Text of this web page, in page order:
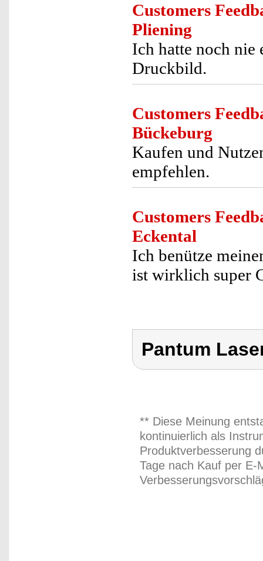
Customers
Pliening
Ich hatte noch nie
Druckbild.
Customers
Bückeburg
Kaufen und
empfehlen.
Customers
Eckental
Ich benütze
ist wirklich super
Pantum
** Diese Meinung
kontinuierlich als
Produktverbesserung
Tage nach Kauf per E-